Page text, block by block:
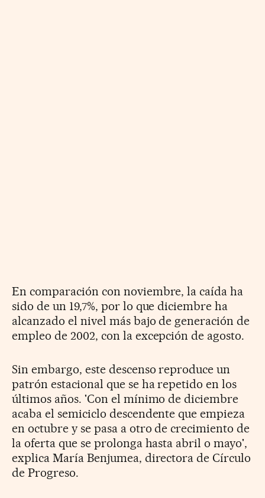
En comparación con noviembre, la caída ha
sido de un 19,7%, por lo que diciembre ha
alcanzado el nivel más bajo de generación de
empleo de 2002, con la excepción de agosto.
Sin embargo, este descenso reproduce un
patrón estacional que se ha repetido en los
últimos años. 'Con el mínimo de diciembre
acaba el semiciclo descendente que empieza
en octubre y se pasa a otro de crecimiento de
la oferta que se prolonga hasta abril o mayo',
explica María Benjumea, directora de Círculo
de Progreso.